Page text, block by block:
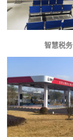
智慧税务